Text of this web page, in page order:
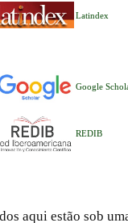
Latindex
Google
REDIB
aqui estão sob